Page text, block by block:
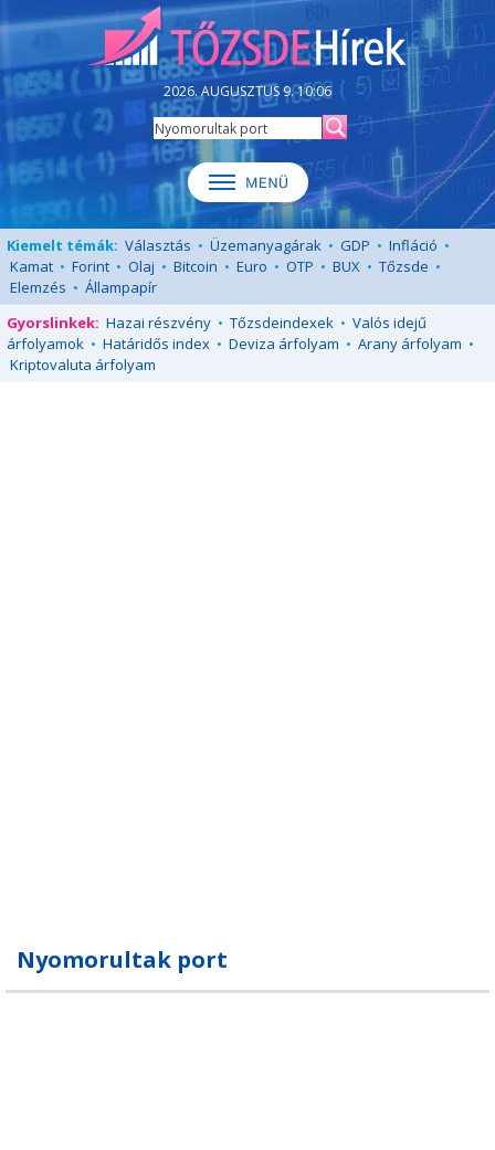
2026. AUGUSZTUS 9. 10:06
Kiemelt témák: Választás • Üzemanyagárak • GDP • Infláció •
Kamat • Forint • Olaj • Bitcoin • Euro • OTP • BUX • Tőzsde •
Elemzés • Állampapír
Gyorslinkek: Hazai részvény • Tőzsdeindexek • Valós idejű
árfolyamok • Határidős index • Deviza árfolyam • Arany árfolyam •
Kriptovaluta árfolyam
Nyomorultak port